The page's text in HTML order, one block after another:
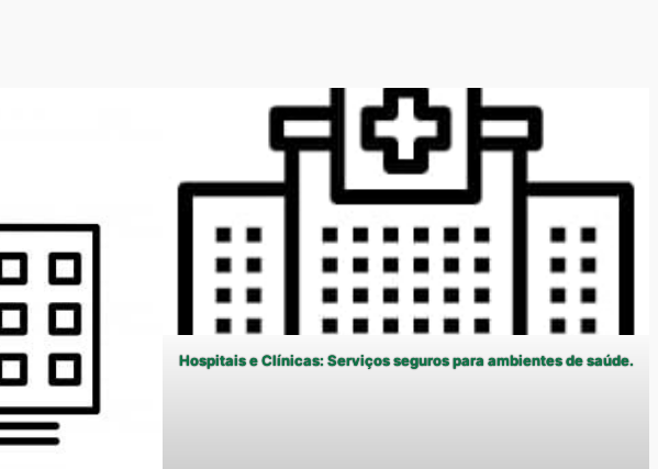
Hospitais e Clínicas: Serviços seguros para ambientes de saúde.